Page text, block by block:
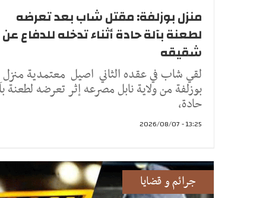
منزل بوزلفة: مقتل شاب بعد تعرضه
لطعنة بآلة حادة أثناء تدخله للدفاع عن
شقيقه
لقي شاب في عقده الثاني اصيل معتمدية منزل
بوزلفة من ولاية نابل مصرعه إثر تعرضه لطعنة
حادة،
13:25 - 2026/08/07
جرائم و قضايا